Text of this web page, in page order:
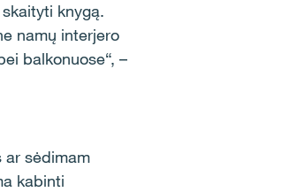
knygą.
namų interjero
balkonuose“, –
ar sėdimam
kabinti